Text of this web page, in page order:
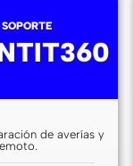
SOPORTE
de averías y